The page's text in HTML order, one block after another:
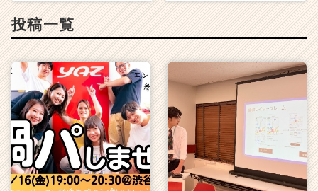
カ
ト
届
く
就
活
サ
イ
ト
チ
ア
投稿一覧